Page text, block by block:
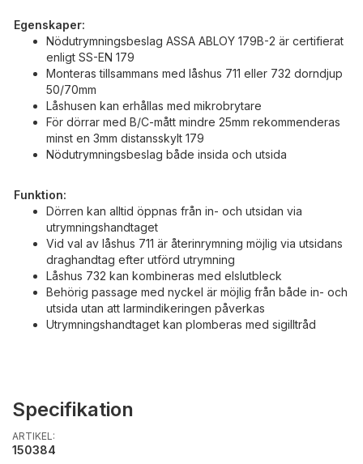
Egenskaper:
Nödutrymningsbeslag ASSA ABLOY 179B-2 är certifierat
enligt SS-EN 179
Monteras tillsammans med låshus 711 eller 732 dorndjup
50/70mm
Låshusen kan erhållas med mikrobrytare
För dörrar med B/C-mått mindre 25mm rekommenderas
minst en 3mm distansskylt 179
Nödutrymningsbeslag både insida och utsida
Funktion:
Dörren kan alltid öppnas från in- och utsidan via
utrymningshandtaget
Vid val av låshus 711 är återinrymning möjlig via utsidans
draghandtag efter utförd utrymning
Låshus 732 kan kombineras med elslutbleck
Behörig passage med nyckel är möjlig från både in- och
utsida utan att larmindikeringen påverkas
Utrymningshandtaget kan plomberas med sigilltråd
Specifikation
ARTIKEL:
150384